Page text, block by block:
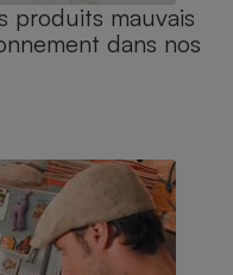
produits mauvais
dans nos